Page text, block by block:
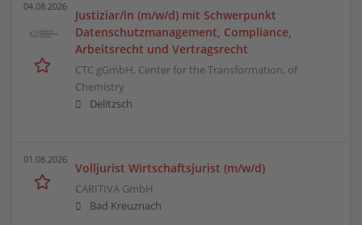
04.08.2026
Justiziar/in (m/w/d) mit Schwerpunkt
Datenschutzmanagement, Compliance,
Arbeitsrecht und Vertragsrecht
CTC gGmbH, Center for the Transformation, of
Chemistry
Delitzsch
01.08.2026
Volljurist Wirtschaftsjurist (m/w/d)
CARITIVA GmbH
Bad Kreuznach